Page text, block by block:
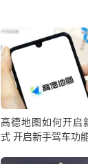
高德地图如何开启
式 开启新手驾车功